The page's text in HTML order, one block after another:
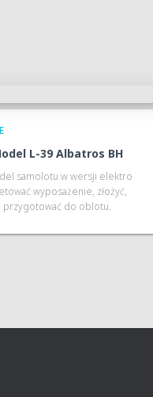
L-39 Albatros BH
samolotu w wersji elektro
wyposażenie, złożyć,
przygotować do oblotu.